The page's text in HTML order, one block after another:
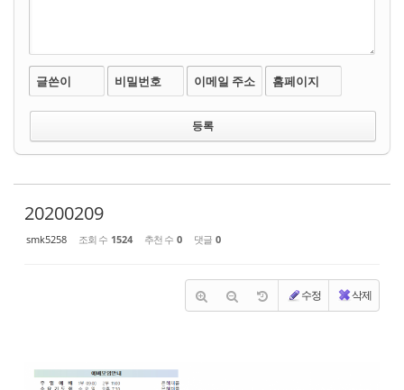
글쓴이 비밀번호 이메일 주소 홈페이지
20200209
smk5258 조회 수 1524 추천 수 0 댓글 0
수정 삭제